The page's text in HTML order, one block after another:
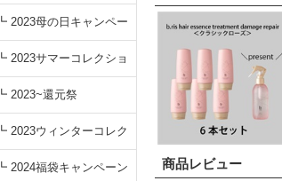
ンペーン
┗ 2023母の日キャンペー
ン
┗ 2023サマーコレクショ
ン
┗ 2023~還元祭
┗ 2023ウィンターコレク
ション
┗ 2024福袋キャンペーン 商品レビュー